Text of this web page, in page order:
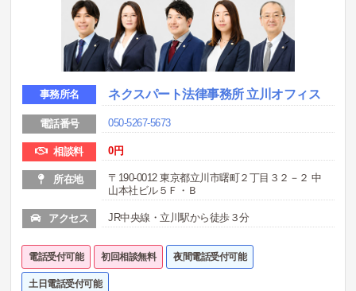
事務所名 ネクスパート法律事務所 立川オフィス
電話番号 050-5267-5673
相談料 0円
所在地
〒190-0012 東京都立川市曙町２丁目３２－２ 中
山本社ビル５Ｆ・Ｂ
アクセス JR中央線・立川駅から徒歩３分
電話受付可能 初回相談無料 夜間電話受付可能
土日電話受付可能